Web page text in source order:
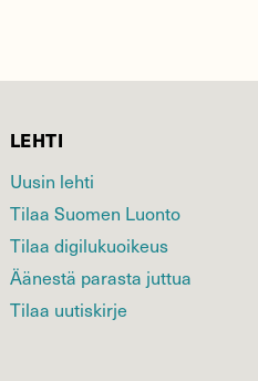
LEHTI
Uusin lehti
Tilaa Suomen Luonto
Tilaa digilukuoikeus
Äänestä parasta juttua
Tilaa uutiskirje